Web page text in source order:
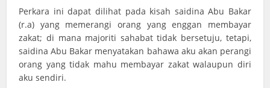
Perkara ini dapat dilihat pada kisah saidina Abu Bakar
(r.a) yang memerangi orang yang enggan membayar
zakat; di mana majoriti sahabat tidak bersetuju, tetapi,
saidina Abu Bakar menyatakan bahawa aku akan perangi
orang yang tidak mahu membayar zakat walaupun diri
aku sendiri.